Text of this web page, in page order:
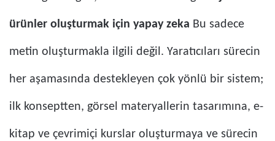
ürünler oluşturmak için yapay zeka Bu sadece
metin oluşturmakla ilgili değil. Yaratıcıları sürecin
her aşamasında destekleyen çok yönlü bir sistem;
ilk konseptten, görsel materyallerin tasarımına, e-
kitap ve çevrimiçi kurslar oluşturmaya ve sürecin